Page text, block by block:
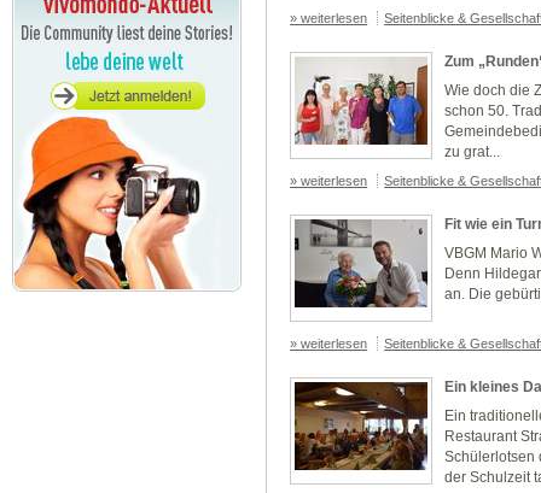
» weiterlesen Seitenblicke &
Zum
Wie doch die
schon 50.
zu grat...
» weiterlesen Seitenblicke &
Fit wie ein
VBGM Mario
Denn
an. Die
» weiterlesen Seitenblicke &
Ein kleines
Ein
Restaurant
Schülerlotsen
der Schulzeit